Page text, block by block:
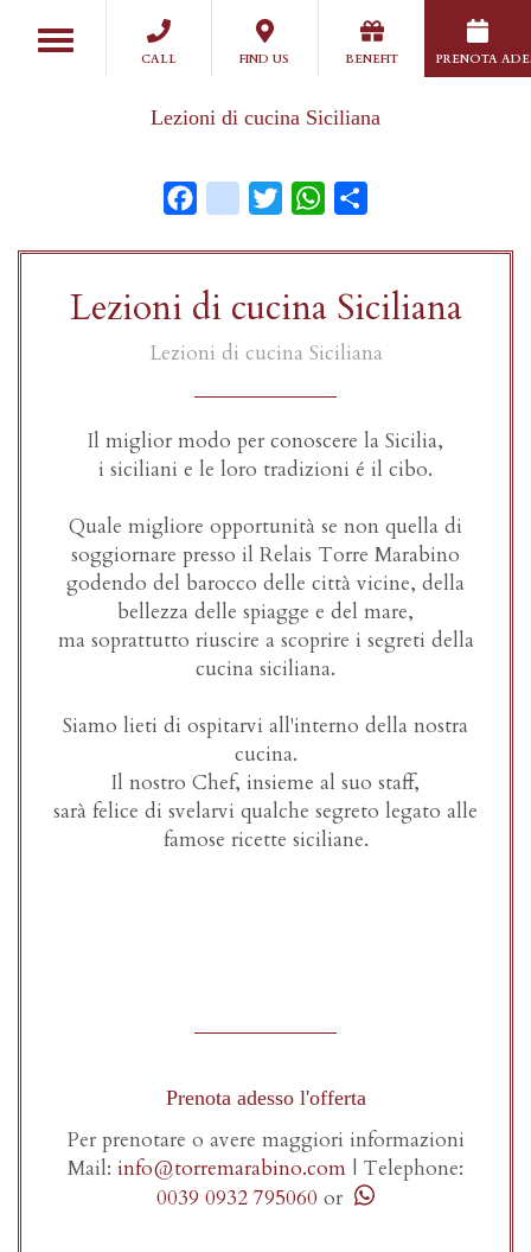
Toggle
navigation
CALL FIND US BENEFIT PRENOTA
Lezioni di cucina Siciliana
FacebookinstagramTwitterWhatsApp
Lezioni di cucina Siciliana
Lezioni di cucina Siciliana
Il miglior modo per conoscere la Sicilia,
i siciliani e le loro tradizioni é il cibo.
Quale migliore opportunità se non quella di
soggiornare presso il Relais Torre Marabino
godendo del barocco delle città vicine, della
bellezza delle spiagge e del mare,
ma soprattutto riuscire a scoprire i segreti della
cucina siciliana.
Siamo lieti di ospitarvi all'interno della nostra
cucina.
Il nostro Chef, insieme al suo staff,
sarà felice di svelarvi qualche segreto legato alle
famose ricette siciliane.
Prenota adesso l'offerta
Per prenotare o avere maggiori informazioni
Mail: info@torremarabino.com | Telephone:
0039 0932 795060 or